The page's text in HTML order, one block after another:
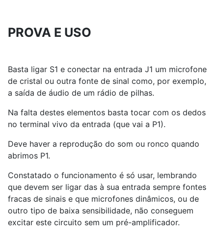
PROVA E USO
Basta ligar S1 e conectar na entrada J1 um microfone
de cristal ou outra fonte de sinal como, por exemplo,
a saída de áudio de um rádio de pilhas.
Na falta destes elementos basta tocar com os dedos
no terminal vivo da entrada (que vai a P1).
Deve haver a reprodução do som ou ronco quando
abrimos P1.
Constatado o funcionamento é só usar, lembrando
que devem ser ligar das à sua entrada sempre fontes
fracas de sinais e que microfones dinâmicos, ou de
outro tipo de baixa sensibilidade, não conseguem
excitar este circuito sem um pré-amplificador.